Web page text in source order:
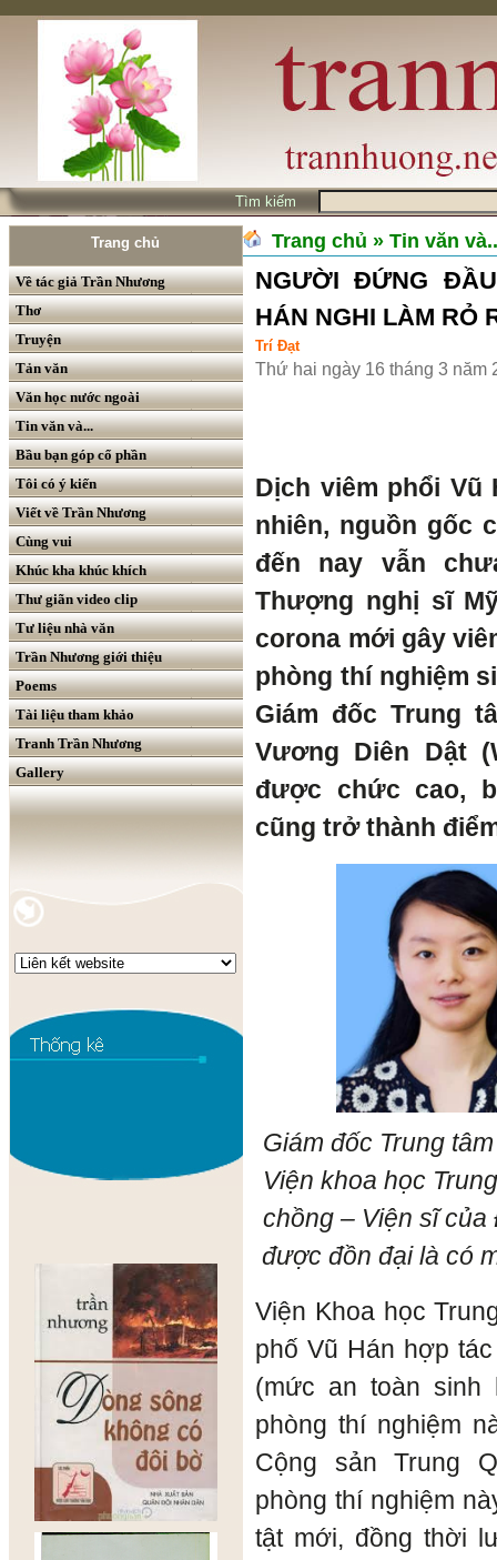
Tìm kiếm
Trang chủ
Về tác giả Trần Nhương
Thơ
Truyện
Tản văn
Văn học nước ngoài
Tin văn và...
Bầu bạn góp cổ phần
Tôi có ý kiến
Viết về Trần Nhương
Cùng vui
Khúc kha khúc khích
Thư giãn video clip
Tư liệu nhà văn
Trần Nhương giới thiệu
Poems
Tài liệu tham khảo
Tranh Trần Nhương
Gallery
Trang chủ » Tin văn
NGƯỜI ĐỨNG
HÁN NGHI LÀM RỎ
Trí Đạt
Thứ hai ngày 16 tháng 3 năm
Dịch viêm phổi Vũ
nhiên, nguồn gốc
đến nay vẫn
Thượng nghị sĩ
corona mới gây
phòng thí nghiệm
Giám đốc Trung
Vương Diên Dật
được chức cao,
cũng trở thành
Giám đốc Trung
Viện khoa học
chồng – Viện sĩ
được đồn đại là có
Viện Khoa học
phố Vũ Hán hợp
(mức an toàn sinh
phòng thí nghiệm
Cộng sản Trung
phòng thí nghiệm
tật mới, đồng thời